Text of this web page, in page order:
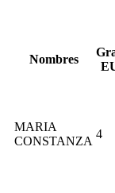
Nombres
MARIA
CONSTANZA
4